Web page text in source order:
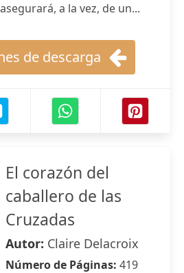
a la vez, de un...
de descarga
El corazón del
caballero de las
Cruzadas
Autor: Claire Delacroix
Número de Páginas: 419